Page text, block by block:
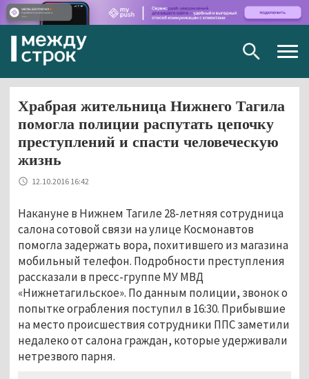
Храбрая жительница Нижнего Тагила
помогла полиции распутать цепочку
преступлений и спасти человеческую
жизнь
12.10.2016 16:42
Накануне в Нижнем Тагиле 28-летняя сотрудница
салона сотовой связи на улице Космонавтов
помогла задержать вора, похитившего из магазина
мобильный телефон. Подробности преступления
рассказали в пресс-группе МУ МВД
«Нижнетагильское». По данным полиции, звонок о
попытке ограбления поступил в 16:30. Прибывшие
на место происшествия сотрудники ППС заметили
недалеко от салона граждан, которые удерживали
нетрезвого парня.